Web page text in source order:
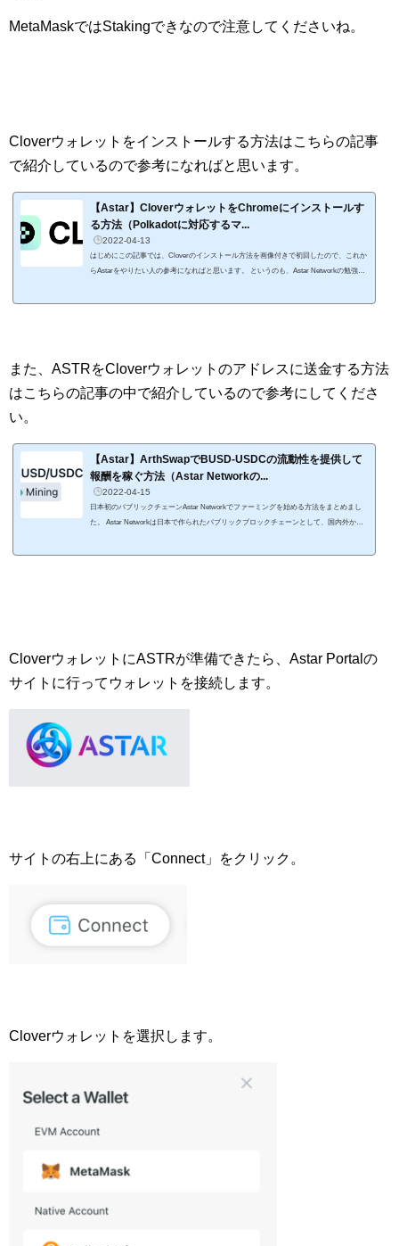
MetaMaskではStakingできなので注意してくださいね。
Cloverウォレットをインストールする方法はこちらの記事
で紹介しているので参考になればと思います。
【Astar】CloverウォレットをChromeにインストールす
る方法（Polkadotに対応するマ...
2022-04-13
はじめにこの記事では、Cloverのインストール方法を画像付きで初回したので、これか
らAstarをやりたい人の参考になればと思います。 というのも、Astar Networkの勉強を
また、ASTRをCloverウォレットのアドレスに送金する方法
はこちらの記事の中で紹介しているので参考にしてくださ
い。
【Astar】ArthSwapでBUSD-USDCの流動性を提供して
報酬を稼ぐ方法（Astar Networkの...
2022-04-15
日本初のパブリックチェーンAstar Networkでファーミングを始める方法をまとめまし
た。 Astar Networkは日本で作られたパブリックブロックチェーンとして、国内外から
CloverウォレットにASTRが準備できたら、Astar Portalの
サイトに行ってウォレットを接続します。
サイトの右上にある「Connect」をクリック。
Cloverウォレットを選択します。